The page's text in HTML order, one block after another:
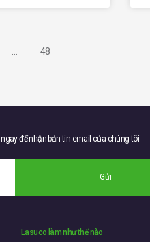
… 48
để nhận bản tin email của chúng tôi.
Gửi
Lasuco làm như thế nào